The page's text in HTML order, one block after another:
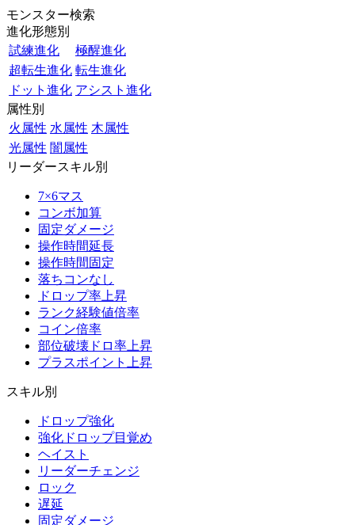
モンスター検索
進化形態別
試練進化
極醒進化
超転生進化 転生進化
ドット進化 アシスト進化
属性別
火属性 水属性 木属性
光属性 闇属性
リーダースキル別
7×6マス
コンボ加算
固定ダメージ
操作時間延長
操作時間固定
落ちコンなし
ドロップ率上昇
ランク経験値倍率
コイン倍率
部位破壊ドロ率上昇
プラスポイント上昇
スキル別
ドロップ強化
強化ドロップ目覚め
ヘイスト
リーダーチェンジ
ロック
遅延
固定ダメージ